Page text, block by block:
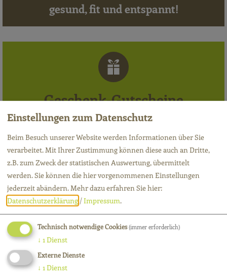
gesund, fit und entspannt!
Geschenk-Gutscheine
Schenken Sie Gesundheit und Wohlbefinden. Ein
wunderbares Geschenk für jeden Anlass.
Gut zu erreichen
Parkplatz direkt vor der Haustür. Bahnhof
Einstellungen zum Datenschutz
Beim Besuch unserer Website werden Informationen über Sie
verarbeitet. Mit Ihrer Zustimmung können diese auch an Dritte,
z.B. zum Zweck der statistischen Auswertung, übermittelt
werden. Sie können die hier vorgenommenen Einstellungen
jederzeit abändern.Mehr dazu erfahren Sie hier:
Datenschutzerklärung /Impressum.
Technisch notwendige Cookies(immer erforderlich)
↓ 1Dienst
Externe Dienste
↓ 1Dienst